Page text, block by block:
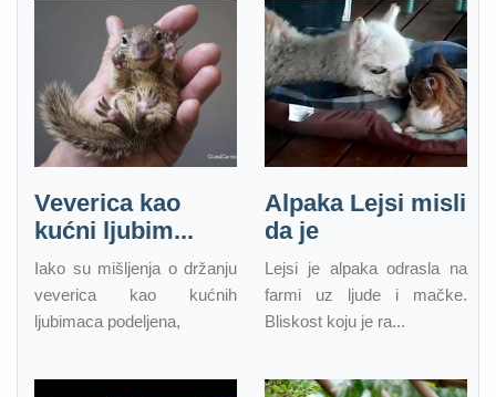
Veverica kao
kućni ljubim...
Iako su mišljenja o držanju
veverica kao kućnih
ljubimaca podeljena,
Alpaka Lejsi misli
da je
Lejsi je alpaka odrasla na
farmi uz ljude i mačke.
Bliskost koju je ra...